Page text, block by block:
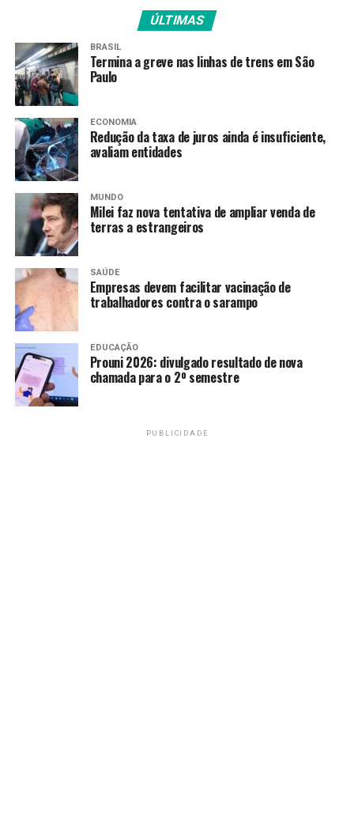
Na semana passada, milhares de pessoas foram às ruas
de diferentes cidades dos EUA para protestar contra a
atuação do ICE em Minneapolis, que matou a tiros uma
cidadã norte-americana de 37 anos.
Fonte:Agência Brasil
TAGS
PRÓXIMO
Líderes do Mercosul e da UE assinam acordo e defendem
multilateralismo
RECENTES
Saiba quais países tiveram visto de imigração para os
EUA suspenso
Amarildo Mota
ÚLTIMAS
BRASIL
Termina a greve nas linhas de trens em São
Paulo
ECONOMIA
Redução da taxa de juros ainda é insuficiente,
avaliam entidades
MUNDO
Milei faz nova tentativa de ampliar venda de
terras a estrangeiros
SAÚDE
Empresas devem facilitar vacinação de
trabalhadores contra o sarampo
EDUCAÇÃO
Prouni 2026: divulgado resultado de nova
chamada para o 2º semestre
PUBLICIDADE